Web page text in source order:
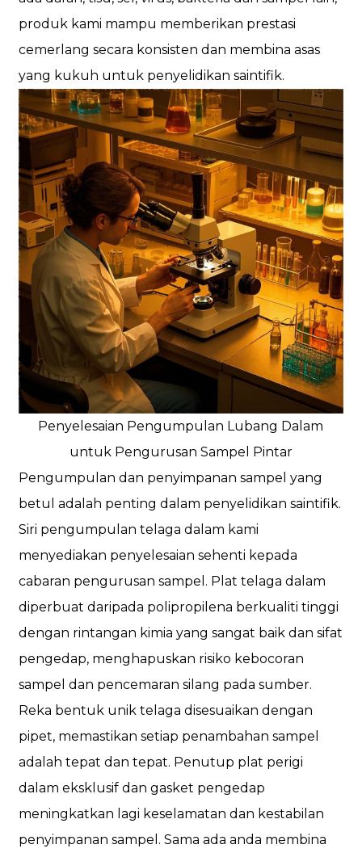
produk kami mampu memberikan prestasi
cemerlang secara konsisten dan membina asas
yang kukuh untuk penyelidikan saintifik.
Penyelesaian Pengumpulan Lubang Dalam
untuk Pengurusan Sampel Pintar
Pengumpulan dan penyimpanan sampel yang
betul adalah penting dalam penyelidikan saintifik.
Siri pengumpulan telaga dalam kami
menyediakan penyelesaian sehenti kepada
cabaran pengurusan sampel. Plat telaga dalam
diperbuat daripada polipropilena berkualiti tinggi
dengan rintangan kimia yang sangat baik dan sifat
pengedap, menghapuskan risiko kebocoran
sampel dan pencemaran silang pada sumber.
Reka bentuk unik telaga disesuaikan dengan
pipet, memastikan setiap penambahan sampel
adalah tepat dan tepat. Penutup plat perigi
dalam eksklusif dan gasket pengedap
meningkatkan lagi keselamatan dan kestabilan
penyimpanan sampel. Sama ada anda membina